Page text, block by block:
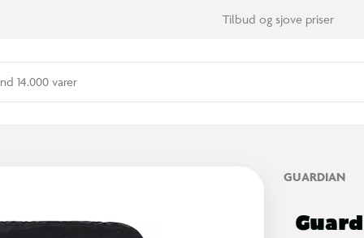
Tilbud og sjove priser
14.000 varer
GUARDIAN